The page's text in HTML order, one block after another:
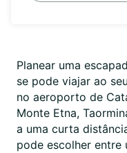
Planear uma
se pode viajar ao
no aeroporto de
Monte Etna,
a uma curta
pode escolher